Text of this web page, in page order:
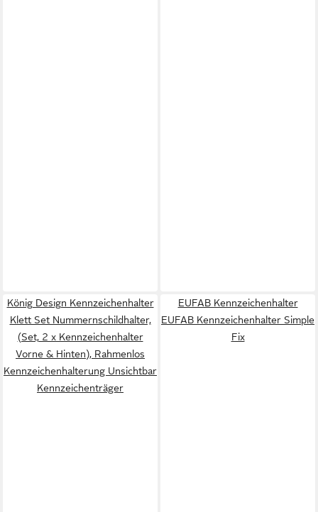
König Design Kennzeichenhalter
Klett Set Nummernschildhalter,
(Set, 2 x Kennzeichenhalter
Vorne & Hinten), Rahmenlos
Kennzeichenhalterung Unsichtbar
Kennzeichenträger
EUFAB Kennzeichenhalter
EUFAB Kennzeichenhalter Simple
Fix